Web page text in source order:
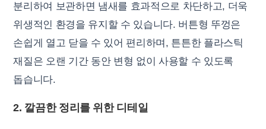
분리하여 보관하면 냄새를 효과적으로 차단하고, 더욱
위생적인 환경을 유지할 수 있습니다. 버튼형 뚜껑은
손쉽게 열고 닫을 수 있어 편리하며, 튼튼한 플라스틱
재질은 오랜 기간 동안 변형 없이 사용할 수 있도록
돕습니다.
2. 깔끔한 정리를 위한 디테일